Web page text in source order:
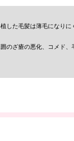
した毛髪は薄毛になりに
のざ瘡の悪化、コメド、